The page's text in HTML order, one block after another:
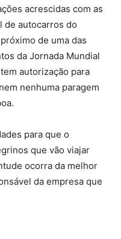
acrescidas com as
de autocarros do
de uma das
da Jornada Mundial
autorização para
nenhuma paragem
para que o
que vão viajar
ocorra da melhor
da empresa que